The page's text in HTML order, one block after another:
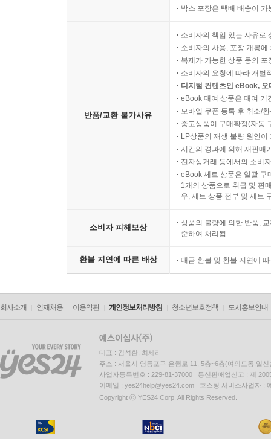
박스 포장은 택배 배송이
반품/교환 불가사유
소비자의 책임 있는 사유로
소비자의 사용, 포장 개봉
복제가 가능한 상품 등의
소비자의 요청에 따라 개별
디지털 컨텐츠인 eBook,
eBook 대여 상품은 대여 기
모바일 쿠폰 등록 후 취소/
중고상품이 구매확정(자동
LP상품의 재생 불량 원인
시간의 경과에 의해 재판매
전자상거래 등에서의 소비
eBook 세트 상품은 일괄 구
1개의 상품으로 취급 및 판
우, 세트 상품 전부 및 세트
소비자 피해보상
상품의 불량에 의한 반품,
준하여 처리됨
환불 지연에 따른 배상 대금 환불 및 환불 지연에
회사소개 인재채용 이용약관 개인정보처리방침 청소년보호정책 도서홍보안내
대표 : 김석환, 최세라
주소 : 서울시 영등포구 은행로 11, 5층~6층(여의도동,일신
사업자등록번호 : 229-81-37000 통신판매업신고 : 제
이메일 : yes24help@yes24.com 호스팅 서비스사업자 :
Copyright ⓒ YES24 Corp. All Rights Reserved.